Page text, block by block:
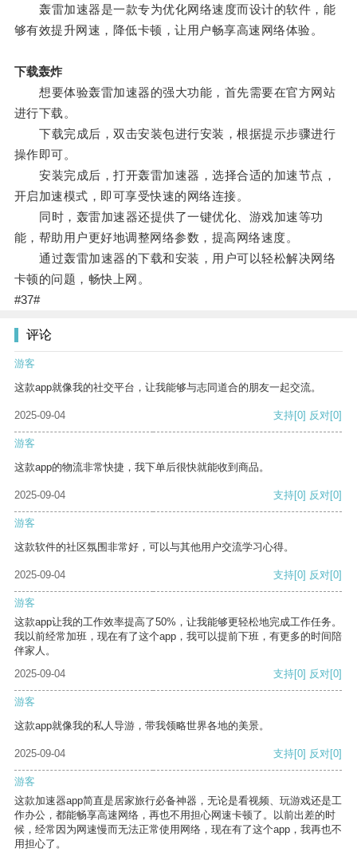
轰雷加速器是一款专为优化网络速度而设计的软件，能
够有效提升网速，降低卡顿，让用户畅享高速网络体验。
下载轰炸
想要体验轰雷加速器的强大功能，首先需要在官方网站
进行下载。
下载完成后，双击安装包进行安装，根据提示步骤进行
操作即可。
安装完成后，打开轰雷加速器，选择合适的加速节点，
开启加速模式，即可享受快速的网络连接。
同时，轰雷加速器还提供了一键优化、游戏加速等功
能，帮助用户更好地调整网络参数，提高网络速度。
通过轰雷加速器的下载和安装，用户可以轻松解决网络
卡顿的问题，畅快上网。
#37#
评论
游客
这款app就像我的社交平台，让我能够与志同道合的朋友一起交流。
2025-09-04 支持[0] 反对[0]
游客
这款app的物流非常快捷，我下单后很快就能收到商品。
2025-09-04 支持[0] 反对[0]
游客
这款软件的社区氛围非常好，可以与其他用户交流学习心得。
2025-09-04 支持[0] 反对[0]
游客
这款app让我的工作效率提高了50%，让我能够更轻松地完成工作任务。
我以前经常加班，现在有了这个app，我可以提前下班，有更多的时间陪
伴家人。
2025-09-04
支持[0] 反对[0]
游客
这款app就像我的私人导游，带我领略世界各地的美景。
2025-09-04 支持[0] 反对[0]
游客
这款加速器app简直是居家旅行必备神器，无论是看视频、玩游戏还是工
作办公，都能畅享高速网络，再也不用担心网速卡顿了。以前出差的时
候，经常因为网速慢而无法正常使用网络，现在有了这个app，我再也不
用担心了。